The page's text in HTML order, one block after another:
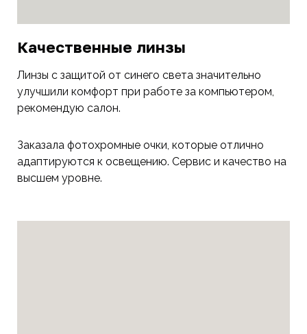
Качественные линзы
Линзы с защитой от синего света значительно
улучшили комфорт при работе за компьютером,
рекомендую салон.
Заказала фотохромные очки, которые отлично
адаптируются к освещению. Сервис и качество на
высшем уровне.